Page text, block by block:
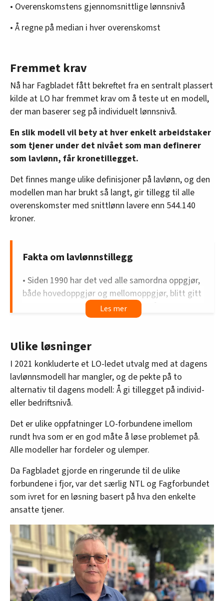
• Overenskomstens gjennomsnittlige lønnsnivå
• Å regne på median i hver overenskomst
Fremmet krav
Nå har Fagbladet fått bekreftet fra en sentralt plassert
kilde at LO har fremmet krav om å teste ut en modell,
der man baserer seg på individuelt lønnsnivå.
En slik modell vil bety at hver enkelt arbeidstaker
som tjener under det nivået som man definerer
som lavlønn, får kronetillegget.
Det finnes mange ulike definisjoner på lavlønn, og den
modellen man har brukt så langt, gir tillegg til alle
overenskomster med snittlønn lavere enn 544.140
kroner.
Fakta om lavlønnstillegg
• Siden 1990 har det ved alle samordna oppgjør,
både hovedoppgjør og mellomoppgjør, blitt gitt
egne lavlønnstillegg i LO-NHO-området.
gis til alle overenskomstområder med et
lønnssnitt under 90 prosent av
industriarbeiderlønn. Nå utgjør det 544.140
kroner.
• I 2021 konkluderte et LO-ledet utvalg med at
alternativ til dagens modell: Å gi tillegget på
individ- eller bedriftsnivå.
som før – men nå kan det altså bli endring.
Kilde: Rapporten Lavlønnsmodeller (2021)
Ulike løsninger
I 2021 konkluderte et LO-ledet utvalg med at dagens
lavlønnsmodell har mangler, og de pekte på to
alternativ til dagens modell: Å gi tillegget på individ-
eller bedriftsnivå.
Det er ulike oppfatninger LO-forbundene imellom
rundt hva som er en god måte å løse problemet på.
Alle modeller har fordeler og ulemper.
Da Fagbladet gjorde en ringerunde til de ulike
forbundene i fjor, var det særlig NTL og Fagforbundet
som ivret for en løsning basert på hva den enkelte
ansatte tjener.